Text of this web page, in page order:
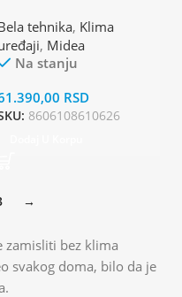
tehnika, Klima
, Midea
Na stanju
RSD
8606108610626
→
zamisliti bez klima
svakog doma, bilo da je